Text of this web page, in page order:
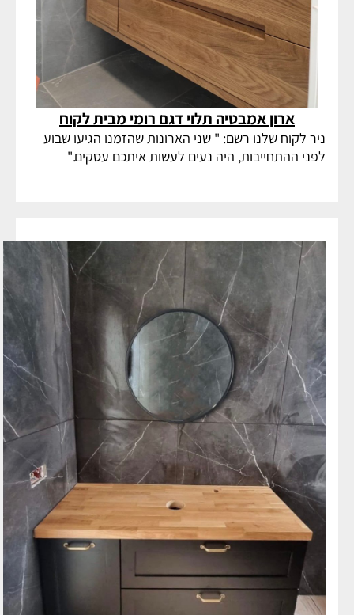
ארון אמבטיה תלוי דגם רומי מבית לקוח
ניר לקוח שלנו רשם: " שני הארונות שהזמנו הגיעו שבוע
לפני ההתחייבות, היה נעים לעשות איתכם עסקים."